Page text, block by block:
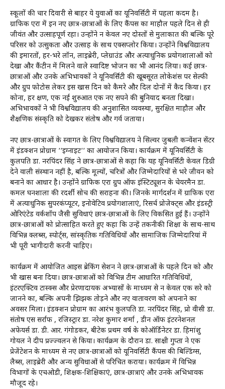
स्कूलों की चार दिवारी से बाहर ये युवाओं का यूनिवर्सिटी में पहला कदम है।
ग्राफिक एरा में इन नए छात्र-छात्राओं के लिए कैंपस का माहौल पहले दिन से ही
जीवंत और उत्साहपूर्ण रहा। उन्होंने न केवल नए दोस्तों से मुलाकात की बल्कि पूरे
परिसर को उत्सुकता और उत्साह के साथ एक्सप्लोर किया। उन्होंने विश्वविद्यालय
की इमारतों, हर-भरे लॉन, लाइब्रेरी, प्लेग्राउंड और अत्याधुनिक प्रयोगशालाओं को
देखा और कैंटीन में मिलने वाले स्वादिष्ट भोजन का भी आनंद लिया। कई छात्र-
छात्राओं और उनके अभिभावकों ने यूनिवर्सिटी की खूबसूरत लोकेशंस पर सेल्फी
और ग्रुप फोटोस लेकर इस खास दिन को कैमरे और दिल दोनों में कैद किया। हर
कोना, हर क्षण, एक नई शुरुआत एक नए सपने की बुनियाद बनता दिखा।
अभिभावकों ने भी विश्वविद्यालय की अनुशासित व्यवस्था, सुरक्षित माहौल और
शैक्षणिक संस्कृति को देखकर संतोष और गर्व जताया।
नए छात्र-छात्राओं के स्वागत के लिए विश्वविद्यालय ने सिल्वर जुबली कन्वेंशन सेंटर
में इंडक्शन प्रोग्राम ‘‘इग्नाइट‘‘ का आयोजन किया। कार्यक्रम में यूनिवर्सिटी के
कुलपति डा. नरपिंदर सिंह ने छात्र-छात्राओं से कहा कि यह यूनिवर्सिटी केवल डिग्री
देने वाली संस्थान नहीं है, बल्कि मूल्यों, चरित्रों और जिम्मेदारियों से भरे जीवन को
बनाने का आधार है। उन्होंने ग्राफिक एरा ग्रुप ऑफ इंस्टिट्यूशन के चेयरमैन डा.
कमल घनशाला की दूरदर्शी सोच की सराहना की। जिनके मार्गदर्शन में ग्राफिक एरा
में अत्याधुनिक सुपरकंप्यूटर, इनोवेटिव प्रयोगशालाएं, रिसर्च प्रोजेक्ट्स और इंडस्ट्री
ओरिएंटेड वर्कशॉप जैसी सुविधाएं छात्र-छात्राओं के लिए विकसित हुई हैं। उन्होंने
छात्र-छात्राओं को प्रोत्साहित करते हुए कहा कि उन्हें तकनीकी शिक्षा के साथ-साथ
विभिन्न क्लब्स, स्पोर्ट्स, सांस्कृतिक गतिविधियों और सामाजिक जिम्मेदारियां में
भी पूरी भागीदारी करनी चाहिए।
कार्यक्रम में आयोजित आइस ब्रेकिंग सेशन ने छात्र-छात्राओं के पहले दिन को और
भी खास बना दिया। छात्र-छात्राओं को विभिन्न टीम आधारित गतिविधियों,
इंटरएक्टिव टास्क्स और प्रेरणादायक अभ्यासों के माध्यम से न केवल एक दूसरे को
जानने का, बल्कि अपनी झिझक तोड़ने और नए वातावरण को अपनाने का
अवसर मिला। इंडक्शन प्रोग्राम का आरंभ कुलपति डा. नरपिंदर सिंह, प्रो वीसी डा.
संतोष एस सर्राफ , रजिस्ट्रार डा. नरेश कुमार शर्मा , डीन ऑफ इंटरनेशनल
अफेयर्स डा. डी. आर. गंगोडकर, बीटेक प्रथम वर्ष के कोऑर्डिनेटर डा. हिमांशु
गोयल ने दीप प्रज्ज्वलन से किया। कार्यक्रम के दौरान डा. साक्षी गुप्ता ने एक
प्रेजेंटेशन के माध्यम से नए छात्र-छात्राओं को यूनिवर्सिटी कैंपस की बिल्डिंग्स,
लैब्स, लाइब्रेरी और अन्य सुविधाओं से परिचित कराया। कार्यक्रम में विभिन्न
विभागों के एचओडी, शिक्षक-शिक्षिकाएं, छात्र-छात्राएं और उनके अभिभावक
मौजूद रहे।